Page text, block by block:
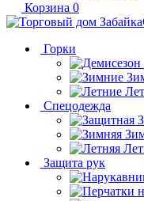
Корзина 0
Горки
Спецодежда
Защита рук